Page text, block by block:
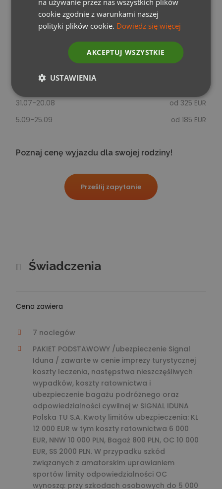
5.09-25.09 od 185 EUR
wybranym terminie przy obłożeniu 6-osobowym
31.07-20.08
od 325 EUR
5.09-25.09
od 185 EUR
Poznaj cenę wyjazdu dla swojej rodziny!
Prześlij zapytanie
Świadczenia
Cena zawiera
7 noclegów
PAKIET PODSTAWOWY /ubezpieczenie Signal
Iduna / zawarte w cenie imprezy turystycznej
koszty leczenia, następstwa nieszczęśliwych
wypadków, koszty ratownictwa i
ubezpieczenie bagażu podróżnego oraz
odpowiedzialności cywilnej w SIGNAL IDUNA
Polska TU S.A. Kwoty limitów ubezpieczenia: KL
12 000 EUR w tym koszty ratownictwa 6 000
EUR, NNW 10 000 PLN, Bagaż 800 PLN, OC 10 000
EUR, SS 2000 PLN. W przypadku szkód
związanych z amatorskim uprawianiem
sportów limity odpowiedzialności OC
wynoszą: przy szkodach osobowych do 5 000
na używanie przez nas wszystkich plików
cookie zgodnie z warunkami naszej
polityki plików cookie. Dowiedz się więcej
AKCEPTUJ WSZYSTKIE
USTAWIENIA